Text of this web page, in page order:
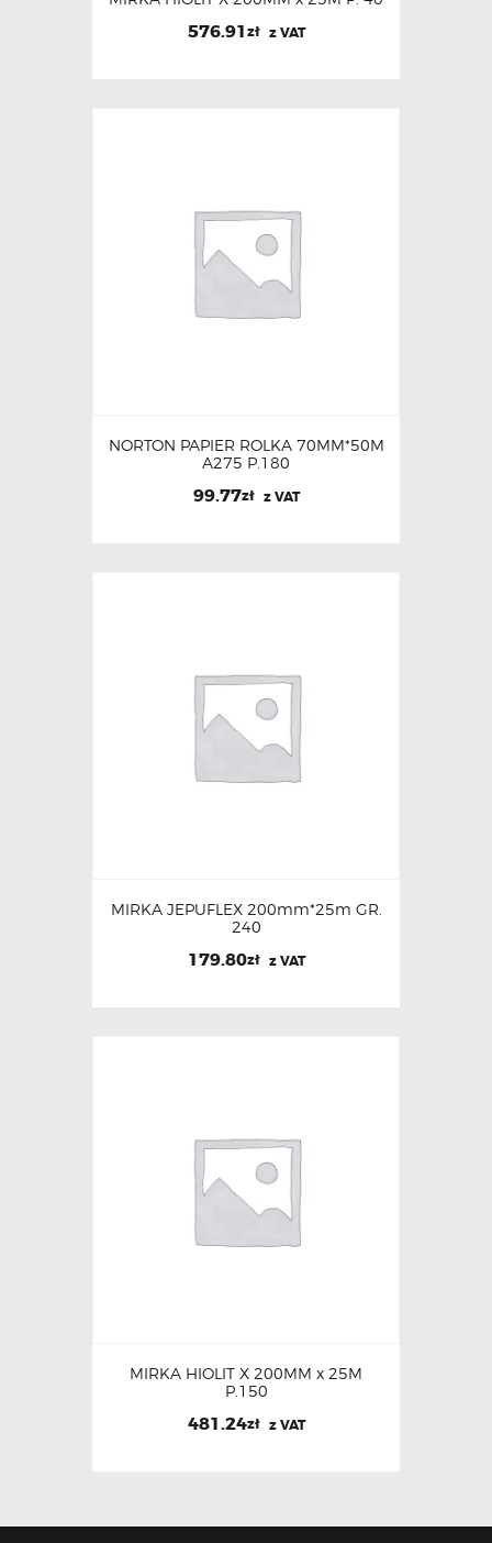
576.91zł z VAT
NORTON PAPIER ROLKA 70MM*50M
A275 P.180
99.77zł z VAT
MIRKA JEPUFLEX 200mm*25m GR.
240
179.80zł z VAT
MIRKA HIOLIT X 200MM x 25M
P.150
481.24zł z VAT